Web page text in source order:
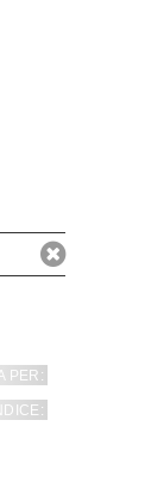
PER: